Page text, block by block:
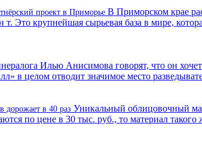
проект в Приморье В Приморском крае
Это крупнейшая сырьевая база в мире,
Илью Анисимова говорят, что он
в целом отводит значимое место
дорожает в 40 раз Уникальный облицовочный
по цене в 30 тыс. руб., то материал